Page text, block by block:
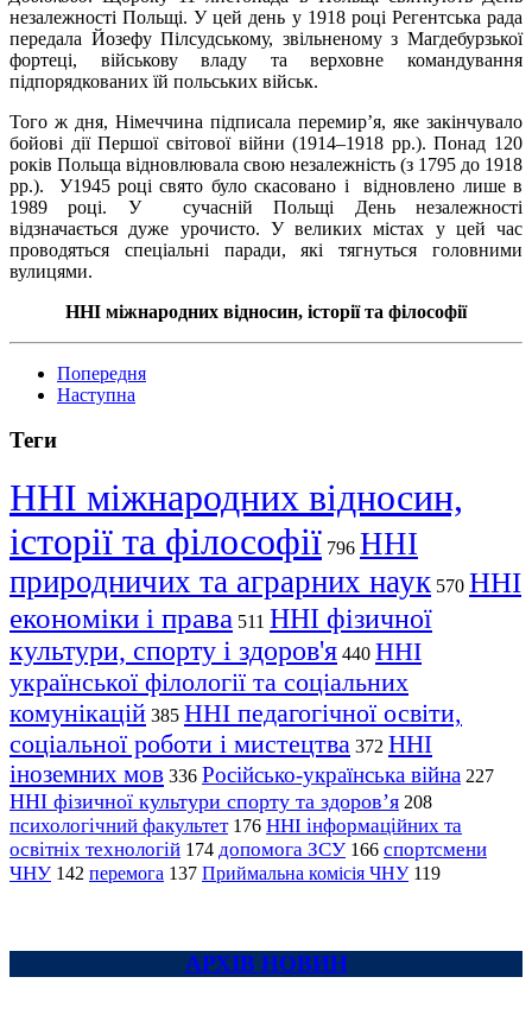
незалежності Польщі. У цей день у 1918 році Регентська рада
передала Йозефу Пілсудському, звільненому з Магдебурзької
фортеці, військову владу та верховне командування
підпорядкованих їй польських військ.
Того ж дня, Німеччина підписала перемир’я, яке закінчувало
бойові дії Першої світової війни (1914–1918 рр.). Понад 120
років Польща відновлювала свою незалежність (з 1795 до 1918
рр.). У1945 році свято було скасовано і відновлено лише в
1989 році. У сучасній Польщі День незалежності
відзначається дуже урочисто. У великих містах у цей час
проводяться спеціальні паради, які тягнуться головними
вулицями.
ННІ міжнародних відносин, історії та філософії
Попередня
Наступна
Теги
ННІ міжнародних відносин,
історії та філософії 796 ННІ
природничих та аграрних наук 570 ННІ
економіки і права 511 ННІ фізичної
культури, спорту і здоров'я 440 ННІ
української філології та соціальних
комунікацій 385 ННІ педагогічної освіти,
соціальної роботи і мистецтва 372 ННІ
іноземних мов 336 Російсько-українська війна 227
ННІ фізичної культури спорту та здоров’я 208
психологічний факультет 176 ННІ інформаційних та
освітніх технологій 174 допомога ЗСУ 166 спортсмени
ЧНУ 142 перемога 137 Приймальна комісія ЧНУ 119
АРХІВ НОВИН